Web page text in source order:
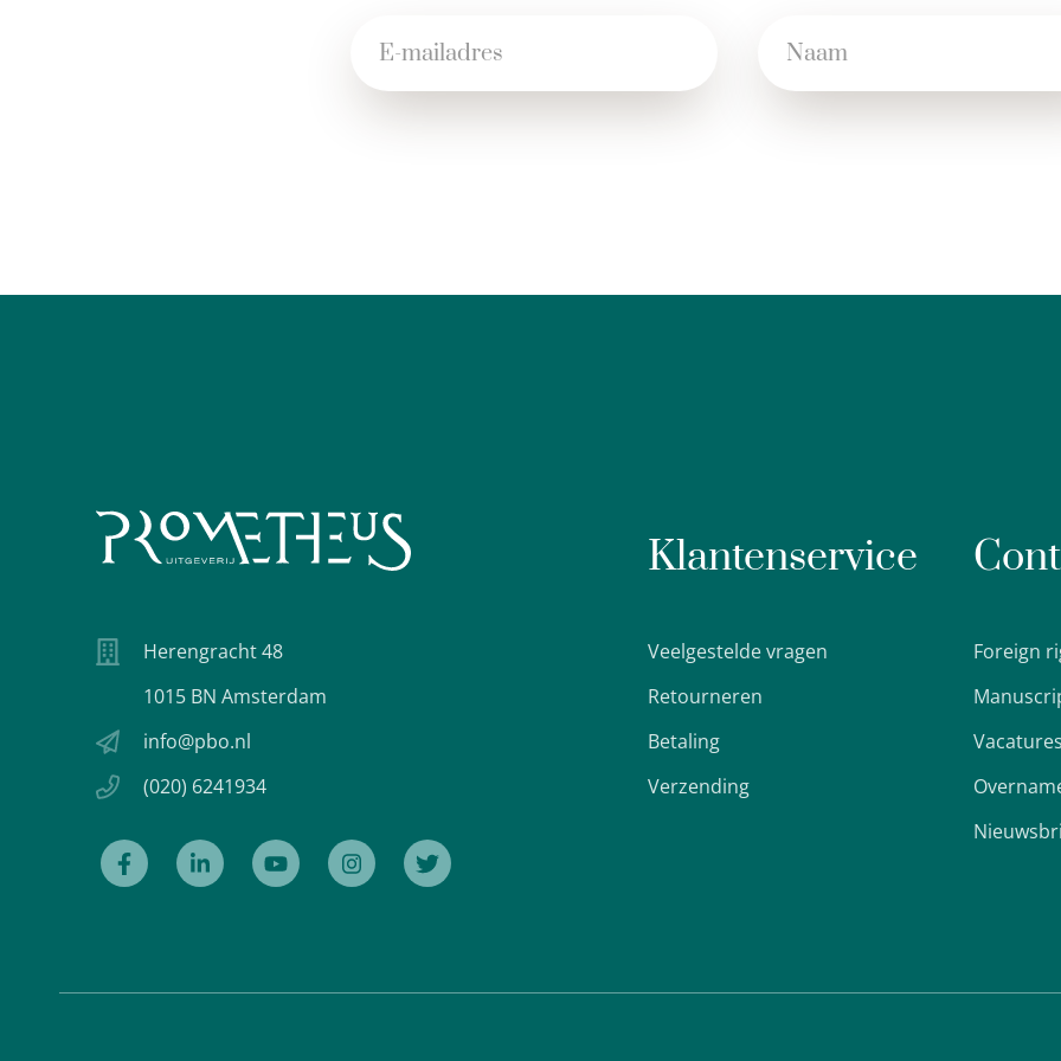
Herengracht 48
1015 BN Amsterdam
info@pbo.nl
(020) 6241934
Klantenservice
Veelgestelde vragen
Retourneren
Betaling
Verzending
Foreign